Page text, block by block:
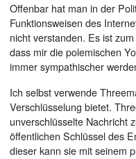
Offenbar hat man in der
Funktionsweisen des
nicht verstanden. Es ist
dass mir die polemischen
immer sympathischer
Ich selbst verwende
Verschlüsselung bietet.
unverschlüsselte Nachricht
öffentlichen Schlüssel des
dieser kann sie mit seinem